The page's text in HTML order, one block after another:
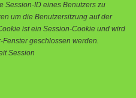
Session-ID eines Benutzers zu
um die Benutzersitzung auf der
ist ein Session-Cookie und wird
geschlossen werden.
Session